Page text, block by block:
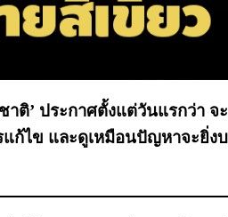
ติ’ ประกาศตั้งแต่วันแรกว่า จ
แก้ไข และดูเหมือนปัญหาจะยิ่ง